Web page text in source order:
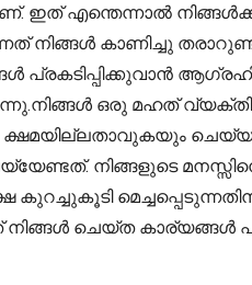
ഇത് എന്തെന്നാൽ
നിങ്ങൾ കാണിച്ചു
ഒരു മഹത്
നിങ്ങളുടെ
കുറച്ചുകൂടി
നിങ്ങൾ ചെയ്ത